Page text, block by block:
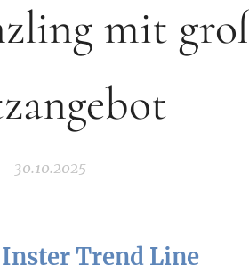
mit
30.10.2025
Trend Line